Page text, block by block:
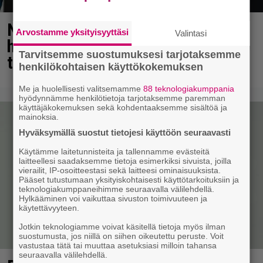
Näky pullonpalautusautomaatilla
hekotuttaa – joku taatusti repinyt
tahallaan
Arvostamme yksityisyyttäsi Valintasi
Tarvitsemme suostumuksesi tarjotaksemme
henkilökohtaisen käyttökokemuksen
Me ja huolellisesti valitsemamme88 teknologiakumppania
hyödynnämme henkilötietoja tarjotaksemme paremman
käyttäjäkokemuksen sekä kohdentaaksemme sisältöä ja
mainoksia.
Hyväksymällä suostut tietojesi käyttöön seuraavasti
Käytämme laitetunnisteita ja tallennamme evästeitä
laitteellesi saadaksemme tietoja esimerkiksi sivuista, joilla
vierailit, IP-osoitteestasi sekä laitteesi ominaisuuksista.
Pääset tutustumaan yksityiskohtaisesti käyttötarkoituksiin ja
teknologiakumppaneihimme seuraavalla välilehdellä.
Hylkääminen voi vaikuttaa sivuston toimivuuteen ja
käytettävyyteen.
Jotkin teknologiamme voivat käsitellä tietoja myös ilman
suostumusta, jos niillä on siihen oikeutettu peruste. Voit
vastustaa tätä tai muuttaa asetuksiasi milloin tahansa
seuraavalla välilehdellä.